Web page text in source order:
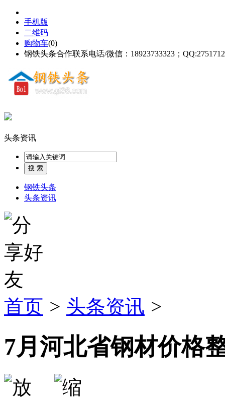
手机版
二维码
购物车(0)
钢铁头条合作联系电话/微信：18923733323；
头条资讯
钢铁头条
头条资讯
首页 > 头条资讯 >
7月河北省钢材价格